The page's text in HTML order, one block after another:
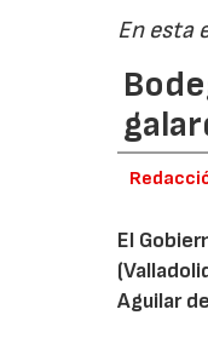
En esta
El
Aguilar